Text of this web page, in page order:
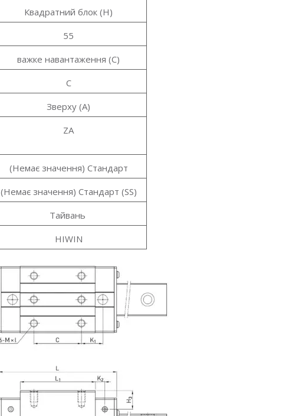
Квадратний блок (H)
55
важке навантаження (C)
C
Зверху (A)
ZA
(Немає значення) Стандарт
(Немає значення) Стандарт (SS)
Тайвань
HIWIN